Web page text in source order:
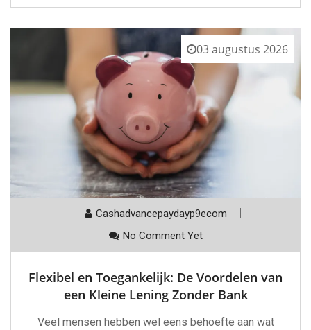
03 augustus 2026
Cashadvancepaydayp9ecom
No Comment Yet
Flexibel en Toegankelijk: De Voordelen van
een Kleine Lening Zonder Bank
Veel mensen hebben wel eens behoefte aan wat